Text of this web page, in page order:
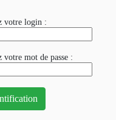
votre login :
votre mot de passe :